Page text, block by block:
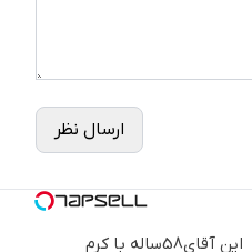
ارسال نظر
این آقای58ساله با کرم